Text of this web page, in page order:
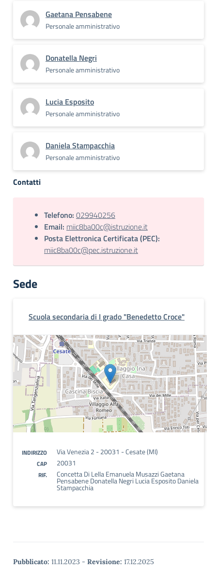
Gaetana Pensabene
Personale amministrativo
Donatella Negri
Personale amministrativo
Lucia Esposito
Personale amministrativo
Daniela Stampacchia
Personale amministrativo
Contatti
Telefono: 029940256
Email: miic8ba00c@istruzione.it
Posta Elettronica Certificata (PEC):
miic8ba00c@pec.istruzione.it
Sede
Scuola secondaria di I grado "Benedetto Croce"
INDIRIZZO Via Venezia 2 - 20031 - Cesate (MI)
CAP 20031
RIF. Concetta Di Lella Emanuela Musazzi Gaetana
Pensabene Donatella Negri Lucia Esposito Daniela
Stampacchia
Pubblicato: 11.11.2023 - Revisione: 17.12.2025